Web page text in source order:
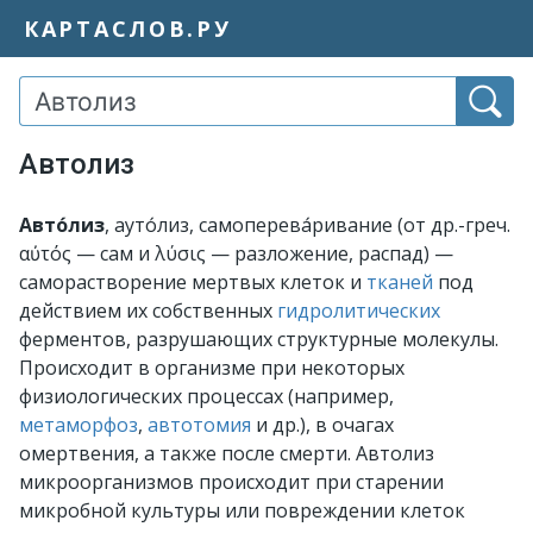
КАРТАСЛОВ.РУ
Автолиз
Авто́лиз, ауто́лиз, самоперева́ривание (от др.-греч.
αὐτός — сам и λύσις — разложение, распад) —
саморастворение мертвых клеток и тканей под
действием их собственных гидролитических
ферментов, разрушающих структурные молекулы.
Происходит в организме при некоторых
физиологических процессах (например,
метаморфоз, автотомия и др.), в очагах
омертвения, а также после смерти. Автолиз
микроорганизмов происходит при старении
микробной культуры или повреждении клеток